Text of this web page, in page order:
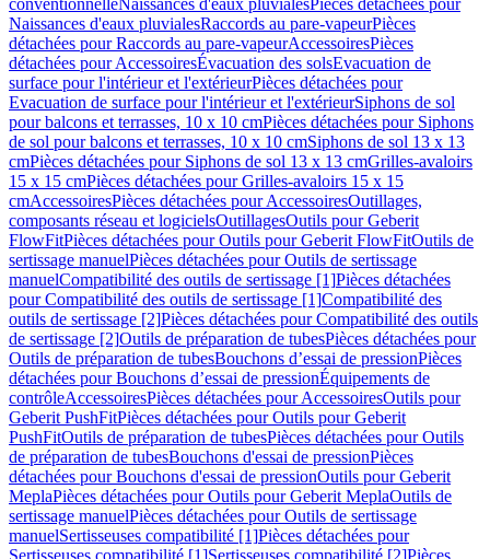
conventionnelleNaissances d'eaux pluvialesPièces détachées pour
Naissances d'eaux pluvialesRaccords au pare-vapeurPièces
détachées pour Raccords au pare-vapeurAccessoiresPièces
détachées pour AccessoiresÉvacuation des solsEvacuation de
surface pour l'intérieur et l'extérieurPièces détachées pour
Evacuation de surface pour l'intérieur et l'extérieurSiphons de sol
pour balcons et terrasses, 10 x 10 cmPièces détachées pour Siphons
de sol pour balcons et terrasses, 10 x 10 cmSiphons de sol 13 x 13
cmPièces détachées pour Siphons de sol 13 x 13 cmGrilles-avaloirs
15 x 15 cmPièces détachées pour Grilles-avaloirs 15 x 15
cmAccessoiresPièces détachées pour AccessoiresOutillages,
composants réseau et logicielsOutillagesOutils pour Geberit
FlowFitPièces détachées pour Outils pour Geberit FlowFitOutils de
sertissage manuelPièces détachées pour Outils de sertissage
manuelCompatibilité des outils de sertissage [1]Pièces détachées
pour Compatibilité des outils de sertissage [1]Compatibilité des
outils de sertissage [2]Pièces détachées pour Compatibilité des outils
de sertissage [2]Outils de préparation de tubesPièces détachées pour
Outils de préparation de tubesBouchons d’essai de pressionPièces
détachées pour Bouchons d’essai de pressionÉquipements de
contrôleAccessoiresPièces détachées pour AccessoiresOutils pour
Geberit PushFitPièces détachées pour Outils pour Geberit
PushFitOutils de préparation de tubesPièces détachées pour Outils
de préparation de tubesBouchons d'essai de pressionPièces
détachées pour Bouchons d'essai de pressionOutils pour Geberit
MeplaPièces détachées pour Outils pour Geberit MeplaOutils de
sertissage manuelPièces détachées pour Outils de sertissage
manuelSertisseuses compatibilité [1]Pièces détachées pour
Sertisseuses compatibilité [1]Sertisseuses compatibilité [2]Pièces